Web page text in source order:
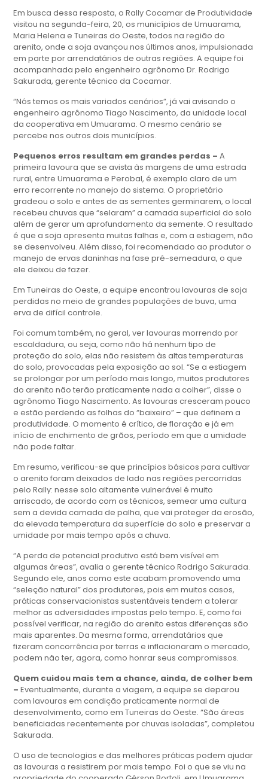
Em busca dessa resposta, o Rally Cocamar de Produtividade
visitou na segunda-feira, 20, os municípios de Umuarama,
Maria Helena e Tuneiras do Oeste, todos na região do
arenito, onde a soja avançou nos últimos anos, impulsionada
em parte por arrendatários de outras regiões. A equipe foi
acompanhada pelo engenheiro agrônomo Dr. Rodrigo
Sakurada, gerente técnico da Cocamar.
“Nós temos os mais variados cenários”, já vai avisando o
engenheiro agrônomo Tiago Nascimento, da unidade local
da cooperativa em Umuarama. O mesmo cenário se
percebe nos outros dois municípios.
Pequenos erros resultam em grandes perdas –A
primeira lavoura que se avista às margens de uma estrada
rural, entre Umuarama e Perobal, é exemplo claro de um
erro recorrente no manejo do sistema. O proprietário
gradeou o solo e antes de as sementes germinarem, o local
recebeu chuvas que “selaram” a camada superficial do solo
além de gerar um aprofundamento da semente. O resultado
é que a soja apresenta muitas falhas e, com a estiagem, não
se desenvolveu. Além disso, foi recomendado ao produtor o
manejo de ervas daninhas na fase pré-semeadura, o que
ele deixou de fazer.
Em Tuneiras do Oeste, a equipe encontrou lavouras de soja
perdidas no meio de grandes populações de buva, uma
erva de difícil controle.
Foi comum também, no geral, ver lavouras morrendo por
escaldadura, ou seja, como não há nenhum tipo de
proteção do solo, elas não resistem às altas temperaturas
do solo, provocadas pela exposição ao sol. “Se a estiagem
se prolongar por um período mais longo, muitos produtores
do arenito não terão praticamente nada a colher”, disse o
agrônomo Tiago Nascimento. As lavouras cresceram pouco
e estão perdendo as folhas do “baixeiro” – que definem a
produtividade. O momento é crítico, de floração e já em
início de enchimento de grãos, período em que a umidade
não pode faltar.
Em resumo, verificou-se que princípios básicos para cultivar
o arenito foram deixados de lado nas regiões percorridas
pelo Rally: nesse solo altamente vulnerável é muito
arriscado, de acordo com os técnicos, semear uma cultura
sem a devida camada de palha, que vai proteger da erosão,
da elevada temperatura da superfície do solo e preservar a
umidade por mais tempo após a chuva.
“A perda de potencial produtivo está bem visível em
algumas áreas”, avalia o gerente técnico Rodrigo Sakurada.
Segundo ele, anos como este acabam promovendo uma
“seleção natural” dos produtores, pois em muitos casos,
práticas conservacionistas sustentáveis tendem a tolerar
melhor as adversidades impostas pelo tempo. E, como foi
possível verificar, na região do arenito estas diferenças são
mais aparentes. Da mesma forma, arrendatários que
fizeram concorrência por terras e inflacionaram o mercado,
podem não ter, agora, como honrar seus compromissos.
Quem cuidou mais tem a chance, ainda, de colher bem
–Eventualmente, durante a viagem, a equipe se deparou
com lavouras em condição praticamente normal de
desenvolvimento, como em Tuneiras do Oeste. “São áreas
beneficiadas recentemente por chuvas isoladas”, completou
Sakurada.
O uso de tecnologias e das melhores práticas podem ajudar
as lavouras a resistirem por mais tempo. Foi o que se viu na